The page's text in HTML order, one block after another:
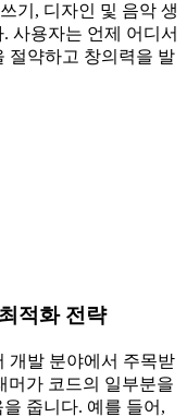
기, 디자인 및 음악 생
사용자는 언제 어디서
절약하고 창의력을 발
적화 전략
개발 분야에서 주목받
머가 코드의 일부분을
줍니다. 예를 들어,